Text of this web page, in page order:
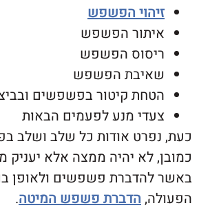
הפשפש
הפשפש
הפשפש
הפשפש
קיטור בפשפשים ובביצי
מנע לפעמים הבאות
אודות כל שלב ושלב בפני
יהיה ממצה אלא יעניק מושג
פשפשים ולאופן בו נקבע,
הדברת פשפש המיטה.